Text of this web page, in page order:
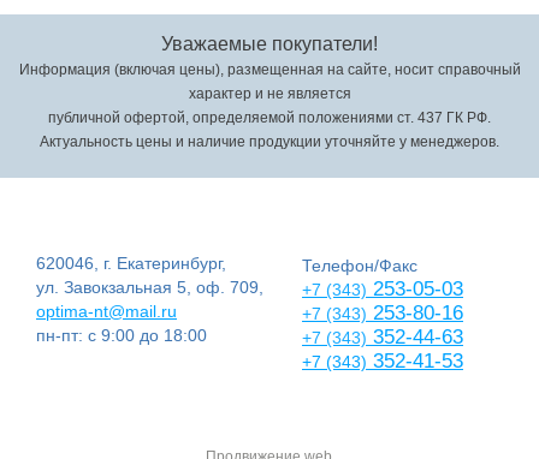
Уважаемые покупатели!
Информация (включая цены), размещенная на сайте, носит справочный
характер и не является
публичной офертой, определяемой положениями ст. 437 ГК РФ.
Актуальность цены и наличие продукции уточняйте у менеджеров.
620046, г. Екатеринбург,
ул. Завокзальная 5, оф. 709,
optima-nt@mail.ru
пн-пт: с 9:00 до 18:00
Телефон/Факс
+7 (343) 253-05-03
+7 (343) 253-80-16
+7 (343) 352-44-63
+7 (343) 352-41-53